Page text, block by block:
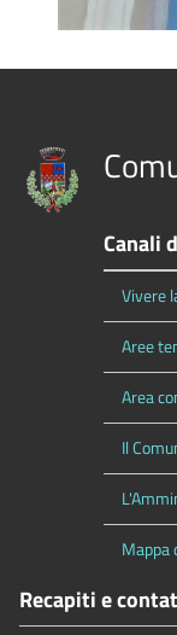
Canali
Vivere
Aree
Area
Il
Mappa
Recapiti e